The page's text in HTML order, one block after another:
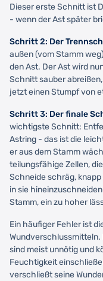
Dieser erste Schnitt ist
- wenn der Ast später
Schritt 2: Der
außen (vom Stamm
den Ast. Der Ast wird
Schnitt sauber
jetzt einen Stumpf von
Schritt 3: Der finale
wichtigste Schnitt:
Astring - das ist die
er aus dem Stamm
teilungsfähige Zellen,
Schneide schräg,
in sie
Stamm, ein zu hoher
Ein häufiger Fehler ist
Wundverschlussmitteln.
sind meist unnötig und
Feuchtigkeit
verschließt seine